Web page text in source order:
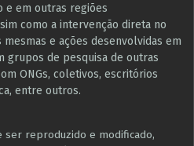
e ​em outras regiões
como a intervenção direta no
e ações desenvolvidas em
grupos de pesquisa ​de outras
ONGs, coletivos, escritórios
entre outros​.
ser reproduzido e modificado,